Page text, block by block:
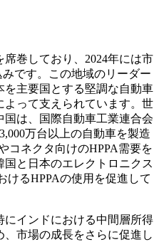
巻しており、2024年には市
です。この地域のリーダー
を主要国とする堅調な自動車
って支えられています。世
は、国際自動車工業連合会
万台以上の自動車を製造
コネクタ向けのHPPA需要を
と日本のエレクトロニクス
けるHPPAの使用を促進して
にインドにおける中間層所得
市場の成長をさらに促進し